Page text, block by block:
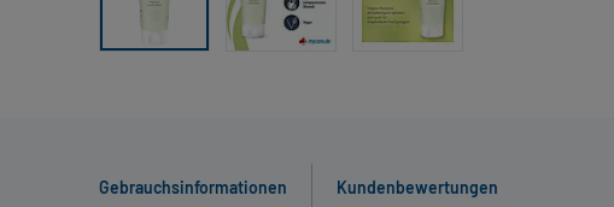
Gebrauchsinformationen Kundenbewertungen